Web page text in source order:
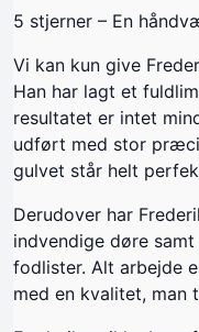
5 stjerner – En
Vi kan kun give
Han har lagt et
resultatet er intet
udført med stor
gulvet står helt
Derudover har
indvendige døre
fodlister. Alt arbejde
med en kvalitet,